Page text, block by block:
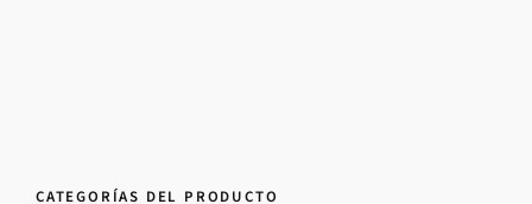
CATEGORÍAS DEL PRODUCTO